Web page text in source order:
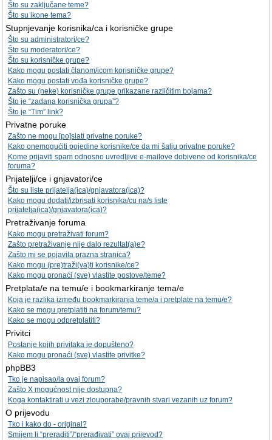
Što su zaključane teme?
Što su ikone tema?
Stupnjevanje korisnika/ca i korisničke grupe
Što su administratori/ce?
Što su moderatori/ce?
Što su korisničke grupe?
Kako mogu postati članom/icom korisničke grupe?
Kako mogu postati vođa korisničke grupe?
Zašto su (neke) korisničke grupe prikazane različitim bojama?
Što je “zadana korisnička grupa”?
Što je “Tim” link?
Privatne poruke
Zašto ne mogu [po]slati privatne poruke?
Kako onemogućiti pojedine korisnike/ce da mi šalju privatne poruke?
Kome prijaviti spam odnosno uvredljive e-mailove dobivene od korisnika/ce
foruma?
Prijatelji/ce i gnjavatori/ce
Što su liste prijatelja(ica)/gnjavatora(ica)?
Kako mogu dodati/izbrisati korisnika/cu na/s liste
prijatelja(ica)/gnjavatora(ica)?
Pretraživanje foruma
Kako mogu pretraživati forum?
Zašto pretraživanje nije dalo rezultat(a)e?
Zašto mi se pojavila prazna stranica?
Kako mogu (pre)traži(va)ti korisnike/ce?
Kako mogu pronaći (sve) vlastite postove/teme?
Pretplata/e na temu/e i bookmarkiranje tema/e
Koja je razlika između bookmarkiranja teme/a i pretplate na temu/e?
Kako se mogu pretplatiti na forum/temu?
Kako se mogu odpretplatiti?
Privitci
Postanje kojih privitaka je dopušteno?
Kako mogu pronaći (sve) vlastite privitke?
phpBB3
Tko je napisao/la ovaj forum?
Zašto X mogućnost nije dostupna?
Koga kontaktirati u vezi zlouporabe/pravnih stvari vezanih uz forum?
O prijevodu
Tko i kako do - original?
Smijem li “preraditi”/“prerađivati” ovaj prijevod?